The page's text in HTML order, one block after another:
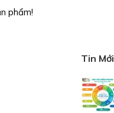
phẩm!
Tin Mới